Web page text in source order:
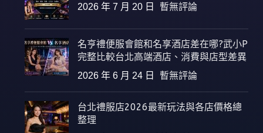
2026 年 7 月 20 日 暫無評論
名亨禮便服會館和名享酒店差在哪?武小P
完整比較台北高端酒店、消費與店型差異
2026 年 6 月 24 日 暫無評論
台北禮服店2026最新玩法與各店價格總
整理